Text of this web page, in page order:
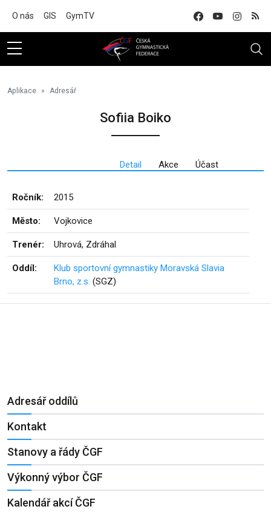
O nás GIS GymTV
Aplikace Adresář
Sofiia Boiko
Detail Akce Účast
Ročník: 2015
Město: Vojkovice
Trenér: Uhrová, Zdráhal
Oddíl:
Klub sportovní gymnastiky Moravská Slavia
Brno, z.s. (SGZ)
Adresář oddílů
Kontakt
Stanovy a řády ČGF
Výkonný výbor ČGF
Kalendář akcí ČGF